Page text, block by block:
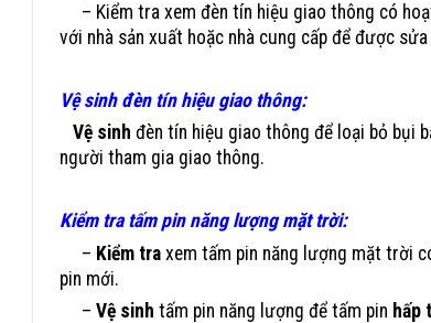
– Kiểm tra xem đèn tín hiệu giao thông có
với nhà sản xuất hoặc nhà cung cấp để được
Vệ sinh đèn tín hiệu giao thông:
Vệ sinh đèn tín hiệu giao thông để loại bỏ bụi
người tham gia giao thông.
Kiểm tra tấm pin năng lượng mặt trời:
– Kiểm tra xem tấm pin năng lượng mặt trời
pin mới.
– Vệ sinh tấm pin năng lượng để tấm pin hấp